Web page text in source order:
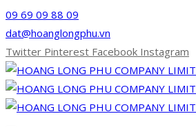
09 69 09 88 09
dat@hoanglongphu.vn
Twitter Pinterest Facebook Instagram